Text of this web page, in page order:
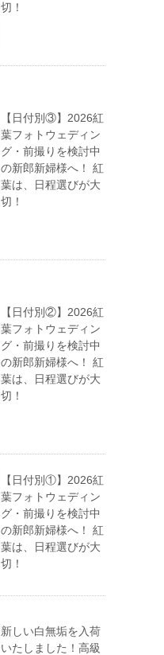
切！
【日付別③】2026紅
葉フォトウェディン
グ・前撮りを検討中
の新郎新婦様へ！ 紅
葉は、日程選びが大
切！
【日付別②】2026紅
葉フォトウェディン
グ・前撮りを検討中
の新郎新婦様へ！ 紅
葉は、日程選びが大
切！
【日付別①】2026紅
葉フォトウェディン
グ・前撮りを検討中
の新郎新婦様へ！ 紅
葉は、日程選びが大
切！
新しい白無垢を入荷
いたしました！高級